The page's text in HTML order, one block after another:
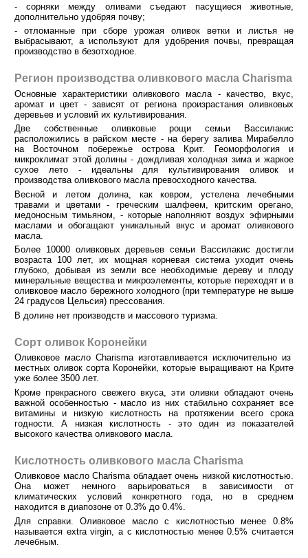
- сорняки между оливами съедают пасущиеся животные,
дополнительно удобряя почву;
- отломанные при сборе урожая оливок ветки и листья не
выбрасывают, а используют для удобрения почвы, превращая
производство в безотходное.
Регион производства оливкового масла Charisma
Основные характеристики оливкового масла - качество, вкус,
аромат и цвет - зависят от региона произрастания оливковых
деревьев и условий их культивирования.
Две собственные оливковые рощи семьи Вассилакис
расположились в райском месте - на берегу залива Мирабелло
на Восточном побережье острова Крит. Геоморфология и
микроклимат этой долины - дождливая холодная зима и жаркое
сухое лето - идеальны для культивирования оливок и
производства оливкового масла превосходного качества.
Весной и летом долина, как ковром, устелена лечебными
травами и цветами - греческим шалфеем, критским орегано,
медоносным тимьяном, - которые наполняют воздух эфирными
маслами и обогащают уникальный вкус и аромат оливкового
масла.
Более 10000 оливковых деревьев семьи Вассилакис достигли
возраста 100 лет, их мощная корневая система уходит очень
глубоко, добывая из земли все необходимые дереву и плоду
минеральные вещества и микроэлементы, которые переходят и в
оливковое масло бережного холодного (при температуре не выше
24 градусов Цельсия) прессования.
В долине нет производств и массового туризма.
Сорт оливок Коронейки
Оливковое масло Charisma изготавливается исключительно из
местных оливок сорта Коронейки, которые выращивают на Крите
уже более 3500 лет.
Кроме прекрасного свежего вкуса, эти оливки обладают очень
важной особенностью - масло из них стабильно сохраняет все
витамины и низкую кислотность на протяжении всего срока
годности. А низкая кислотность - это один из показателей
высокого качества оливкового масла.
Кислотность оливкового масла Charisma
Оливковое масло Charisma обладает очень низкой кислотностью.
Она может немного варьироваться в зависимости от
климатических условий конкретного года, но в среднем
находится в диапозоне от 0.3% до 0.4%.
Для справки. Оливковое масло с кислотностью менее 0.8%
называется extra virgin, а с кислотностью менее 0.5% считается
лечебным.